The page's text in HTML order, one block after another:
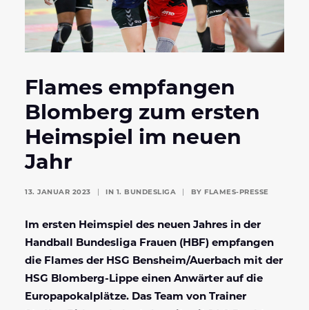
Flames empfangen
Blomberg zum ersten
Heimspiel im neuen
Jahr
13. JANUAR 2023 IN 1. BUNDESLIGA BY FLAMES-PRESSE
Im ersten Heimspiel des neuen Jahres in der
Handball Bundesliga Frauen (HBF) empfangen
die Flames der HSG Bensheim/Auerbach mit der
HSG Blomberg-Lippe einen Anwärter auf die
Europapokalplätze. Das Team von Trainer